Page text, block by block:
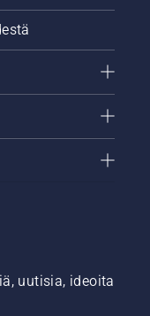
uutisia, ideoita